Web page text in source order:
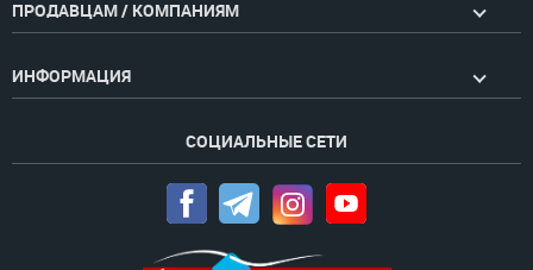
ПРОДАВЦАМ / КОМПАНИЯМ
ИНФОРМАЦИЯ
СОЦИАЛЬНЫЕ СЕТИ